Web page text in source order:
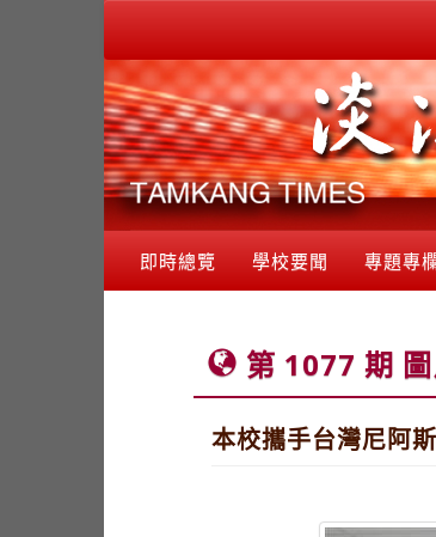
即時總覽 學校要聞 專題專
第 1077 期
本校攜手台灣尼阿